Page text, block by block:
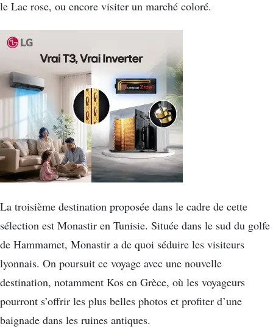
le Lac rose, ou encore visiter un marché coloré.
La troisième destination proposée dans le cadre de cette
sélection est Monastir en Tunisie. Située dans le sud du golfe
de Hammamet, Monastir a de quoi séduire les visiteurs
lyonnais. On poursuit ce voyage avec une nouvelle
destination, notamment Kos en Grèce, où les voyageurs
pourront s’offrir les plus belles photos et profiter d’une
baignade dans les ruines antiques.